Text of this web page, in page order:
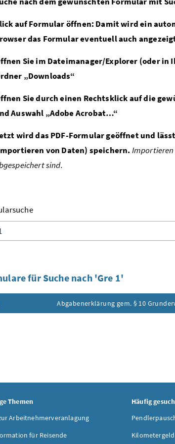
auf Formular öffnen: Damit wird ein
das Formular eventuell auch
Sie im Dateimanager/Explorer (oder
„Downloads“
Sie durch einen Rechtsklick auf die
Auswahl „Adobe Acrobat…“
wird das PDF-Formular geöffnet und
von Daten) speichern. Importieren
sind.
für Suche nach 'Gre 1'
Abgabenerklärung gem. § 10
aufklappen
Themen
Arbeitnehmerveranlagung
für Reisende
Häufig
Kilometergeld